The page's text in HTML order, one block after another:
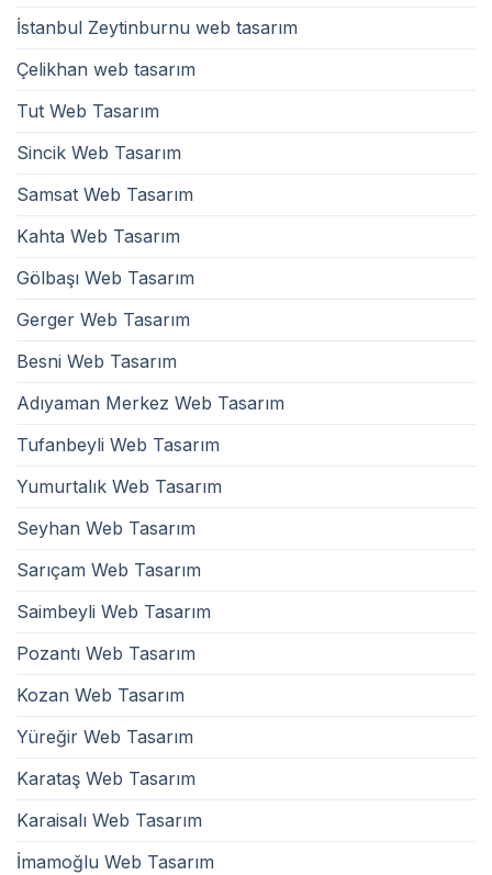
İstanbul Zeytinburnu web tasarım
Çelikhan web tasarım
Tut Web Tasarım
Sincik Web Tasarım
Samsat Web Tasarım
Kahta Web Tasarım
Gölbaşı Web Tasarım
Gerger Web Tasarım
Besni Web Tasarım
Adıyaman Merkez Web Tasarım
Tufanbeyli Web Tasarım
Yumurtalık Web Tasarım
Seyhan Web Tasarım
Sarıçam Web Tasarım
Saimbeyli Web Tasarım
Pozantı Web Tasarım
Kozan Web Tasarım
Yüreğir Web Tasarım
Karataş Web Tasarım
Karaisalı Web Tasarım
İmamoğlu Web Tasarım